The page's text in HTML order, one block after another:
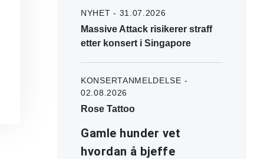
NYHET - 31.07.2026
Massive Attack risikerer straff
etter konsert i Singapore
KONSERTANMELDELSE -
02.08.2026
Rose Tattoo
Gamle hunder vet
hvordan å bjeffe